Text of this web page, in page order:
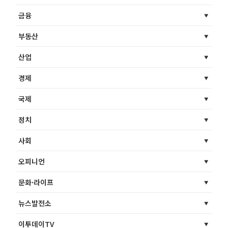
금융
부동산
산업
경제
국제
정치
사회
오피니언
문화·라이프
뉴스발전소
이투데이TV